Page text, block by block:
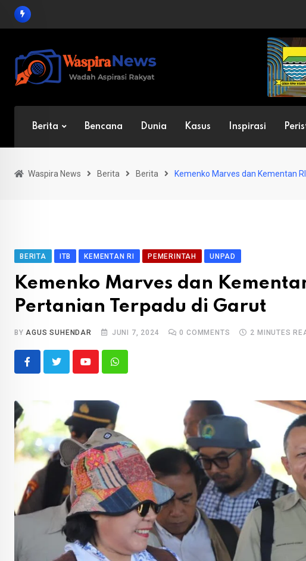
Skip
Berita Bencana Dunia Kasus Inspirasi
Waspira News Berita Berita Kemenko Marves dan Kementan
BERITA ITB KEMENTAN RI PEMERINTAH UNPAD
Kemenko Marves dan
Pertanian Terpadu di Garut
BYAGUS SUHENDAR JUNI 7, 2024 0 COMMENTS 2 MINUTES
YoutubeWhatsapp